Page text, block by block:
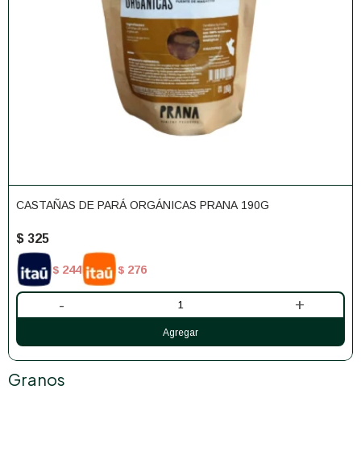
CASTAÑAS DE PARÁ ORGÁNICAS PRANA 190G
$ 325
$ 244 $ 276
- +
Granos